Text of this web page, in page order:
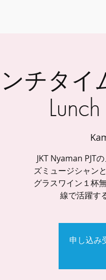
チタイ
JKT Nyaman PJT
ズミュージシャン
グラスワイン１杯
線で活躍す
申し込み受